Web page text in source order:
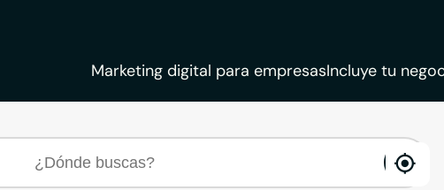
Marketing digital para empresasIncluye tu